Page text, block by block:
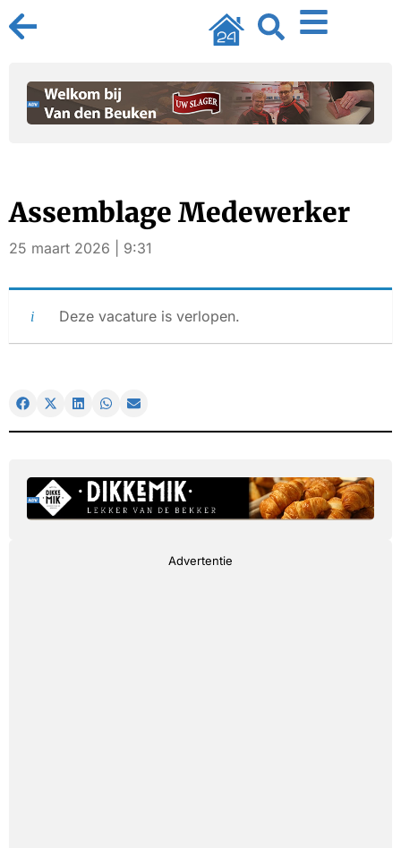
Assemblage Medewerker
25 maart 2026 | 9:31
Deze vacature is verlopen.
Advertentie